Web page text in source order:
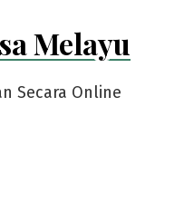
Melayu
Secara Online